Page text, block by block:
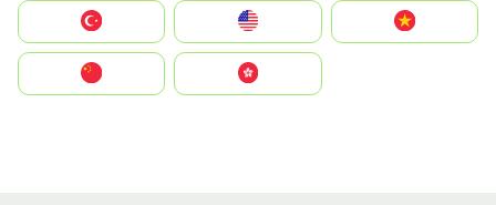
United States
中國香港特別行政區